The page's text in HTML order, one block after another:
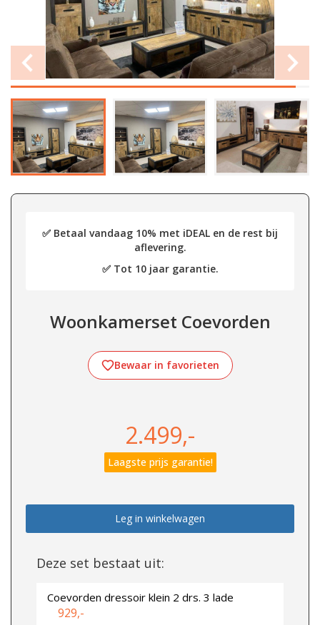
✅ Betaal vandaag 10% met iDEAL en de rest bij
aflevering.
✅ Tot 10 jaar garantie.
Woonkamerset Coevorden
Bewaar in favorieten
2.499,-
Laagste prijs garantie!
Leg in winkelwagen
Deze set bestaat uit:
Coevorden dressoir klein 2 drs. 3 lade
929,-